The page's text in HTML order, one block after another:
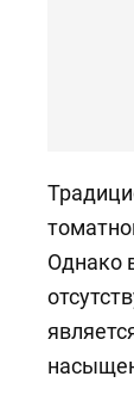
Однако